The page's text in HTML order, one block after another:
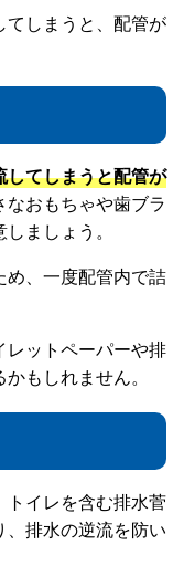
てしまうと、配管が
てしまうと配管が
なおもちゃや歯ブラ
ましょう。
め、一度配管内で詰
ットペーパーや排
もしれません。
イレを含む排水菅
排水の逆流を防い